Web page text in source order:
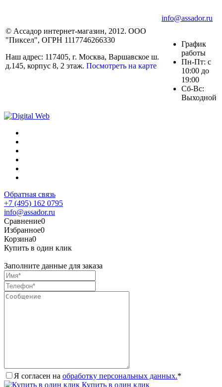
© Ассадор интернет-магазин, 2012. ООО
"Пиксел", ОГРН 1117746266330
Наш адрес: 117405, г. Москва, Варшавское ш.
д.145, корпус 8, 2 этаж. Посмотреть на карте
info@assador.ru
График
работы
Пн-Пт: с
10:00 до
19:00
Сб-Вс:
Выходной
Обратная связь
+7 (495) 162 0795
info@assador.ru
Сравнение0
Избранное0
Корзина0
Купить в один клик
Заполните данные для заказа
Я согласен на обработку персональных данных.*
Купить в один клик